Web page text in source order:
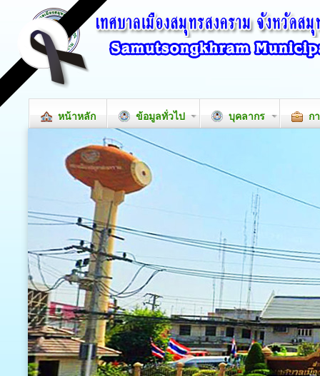
หน้าหลัก ข้อมูลทั่วไป บุคลากร ก